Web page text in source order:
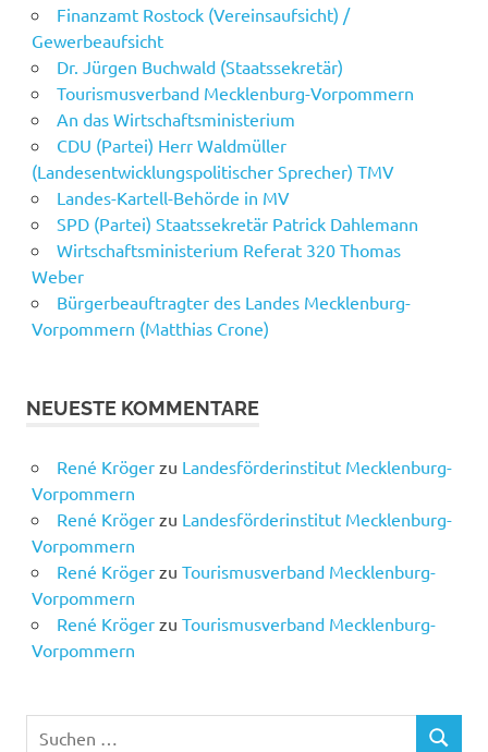
Finanzamt Rostock (Vereinsaufsicht) /
Gewerbeaufsicht
Dr. Jürgen Buchwald (Staatssekretär)
Tourismusverband Mecklenburg-Vorpommern
An das Wirtschaftsministerium
CDU (Partei) Herr Waldmüller
(Landesentwicklungspolitischer Sprecher) TMV
Landes-Kartell-Behörde in MV
SPD (Partei) Staatssekretär Patrick Dahlemann
Wirtschaftsministerium Referat 320 Thomas
Weber
Bürgerbeauftragter des Landes Mecklenburg-
Vorpommern (Matthias Crone)
NEUESTE KOMMENTARE
René Krögerzu Landesförderinstitut Mecklenburg-
Vorpommern
René Krögerzu Landesförderinstitut Mecklenburg-
Vorpommern
René Krögerzu Tourismusverband Mecklenburg-
Vorpommern
René Krögerzu Tourismusverband Mecklenburg-
Vorpommern
SUCHEN